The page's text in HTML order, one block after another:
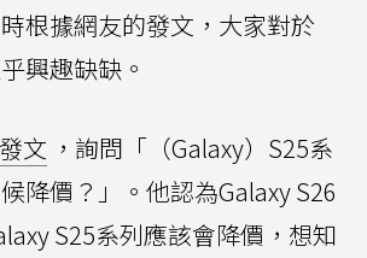
根據網友的發文，大家對於
興趣缺缺。
發文 ，詢問「（Galaxy）S25系
降價？」。他認為Galaxy S26
S25系列應該會降價，想知